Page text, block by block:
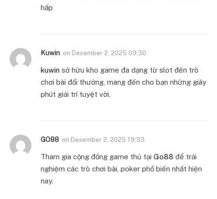
hấp
Kuwin on Desember 2, 2025 09:30
kuwin sở hữu kho game đa dạng từ slot đến trò
chơi bài đổi thưởng, mang đến cho bạn những giây
phút giải trí tuyệt vời.
GO88 on Desember 2, 2025 19:33
Tham gia cộng đồng game thủ tại Go88 để trải
nghiệm các trò chơi bài, poker phổ biến nhất hiện
nay.